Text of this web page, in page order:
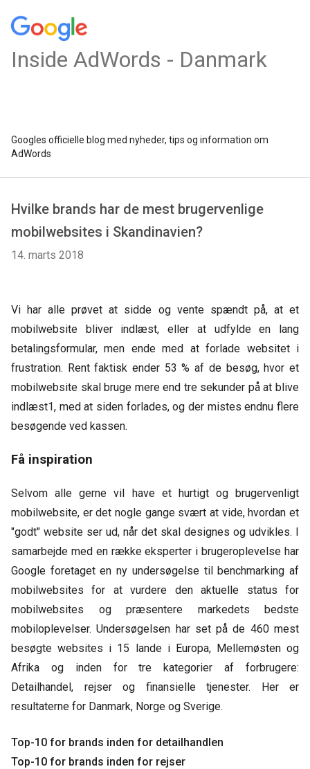
Inside AdWords - Danmark
Googles officielle blog med nyheder, tips og information om
AdWords
Hvilke brands har de mest brugervenlige
mobilwebsites i Skandinavien?
14. marts 2018
Vi har alle prøvet at sidde og vente spændt på, at et
mobilwebsite bliver indlæst, eller at udfylde en lang
betalingsformular, men ende med at forlade websitet i
frustration. Rent faktisk ender 53 % af de besøg, hvor et
mobilwebsite skal bruge mere end tre sekunder på at blive
indlæst1, med at siden forlades, og der mistes endnu flere
besøgende ved kassen.
Få inspiration
Selvom alle gerne vil have et hurtigt og brugervenligt
mobilwebsite, er det nogle gange svært at vide, hvordan et
"godt" website ser ud, når det skal designes og udvikles. I
samarbejde med en række eksperter i brugeroplevelse har
Google foretaget en ny undersøgelse til benchmarking af
mobilwebsites for at vurdere den aktuelle status for
mobilwebsites og præsentere markedets bedste
mobiloplevelser. Undersøgelsen har set på de 460 mest
besøgte websites i 15 lande i Europa, Mellemøsten og
Afrika og inden for tre kategorier af forbrugere:
Detailhandel, rejser og finansielle tjenester. Her er
resultaterne for Danmark, Norge og Sverige.
Top-10 for brands inden for detailhandlen
Top-10 for brands inden for rejser